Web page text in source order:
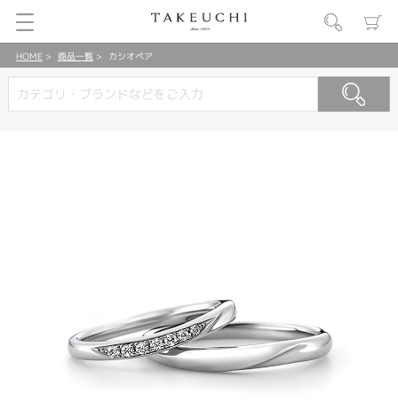
HOME 商品一覧 カシオペア